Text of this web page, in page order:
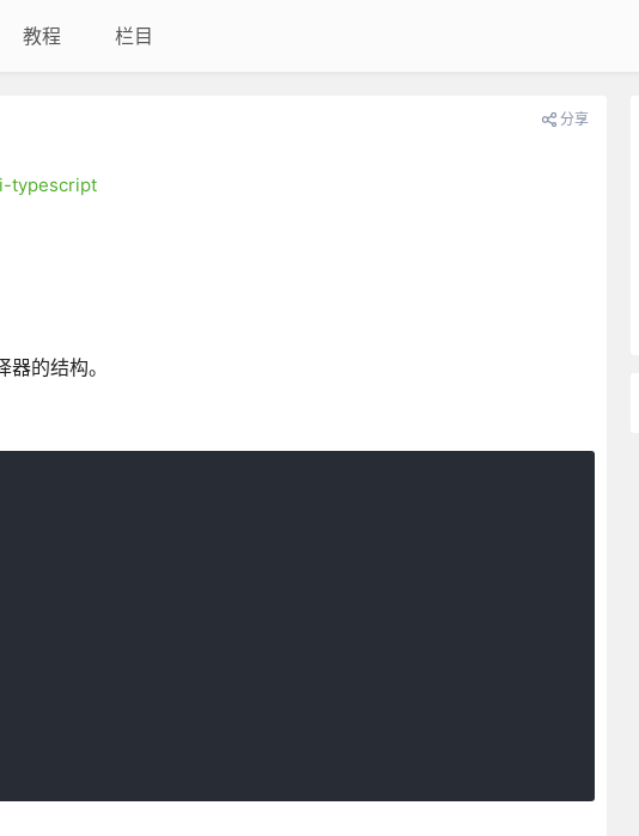
教程 栏目
分享
typescript
的结构。